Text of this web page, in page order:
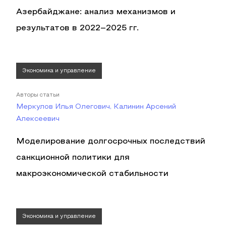
Азербайджане: анализ механизмов и
результатов в 2022–2025 гг.
Экономика и управление
Авторы статьи
Меркулов Илья Олегович, Калинин Арсений
Алексеевич
Моделирование долгосрочных последствий
санкционной политики для
макроэкономической стабильности
Экономика и управление